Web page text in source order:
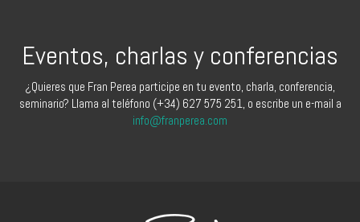
Eventos, charlas y conferencias
¿Quieres que Fran Perea participe en tu evento, charla, conferencia,
seminario? Llama al teléfono (+34) 627 575 251, o escribe un e-mail a
info@franperea.com